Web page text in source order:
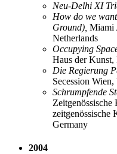
Neu-Delhi XI
How do we
Ground), Miami
Netherlands
Occupying
Haus der
Die Regierung
Secession
Schrumpfende
zeitgenössische
Germany
2004